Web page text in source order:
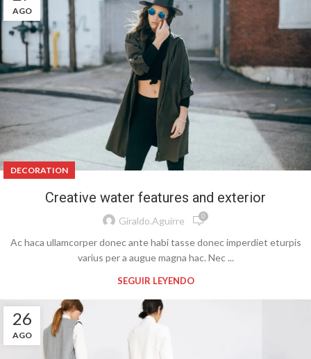
AGO
DECORATION
Creative water features and exterior
Giraldo.aguirre 0
Ac haca ullamcorper donec ante habi tasse donec imperdiet eturpis
varius per a augue magna hac. Nec ...
SEGUIR LEYENDO
26
AGO